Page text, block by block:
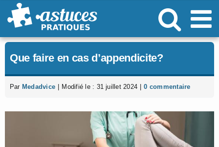
Passer
au
Que faire en cas d’appendicite?
Par Medadvice Modifié le : 31 juillet 2024 0 commentaire